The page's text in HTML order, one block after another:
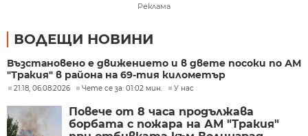
Реклама
ВОДЕЩИ НОВИНИ
Възстановено е движението и в двете посоки по АМ
"Тракия" в района на 69-тия километър
21:18, 06.08.2026 Чете се за: 01:02 мин. У нас
Повече от 8 часа продължава
борбата с пожара на АМ "Тракия"